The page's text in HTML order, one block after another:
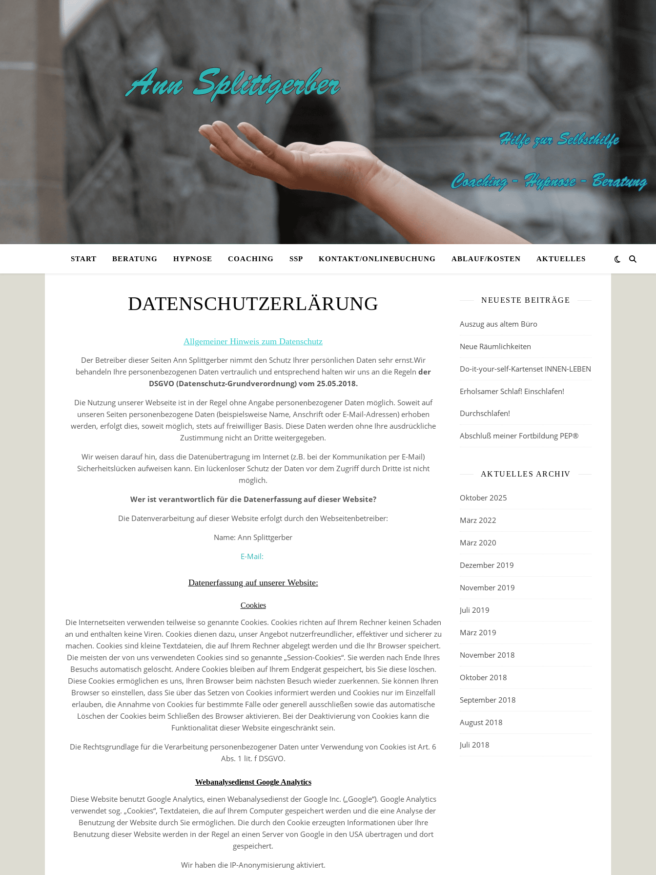
START BERATUNG HYPNOSE COACHING SSP KONTAKT/ONLINEBUCHUNG ABLAUF/KOSTEN AKTUELLES
DATENSCHUTZERLÄRUNG
Allgemeiner Hinweis zum Datenschutz
Der Betreiber dieser Seiten Ann Splittgerber nimmt den Schutz Ihrer persönlichen Daten sehr ernst.Wir
behandeln Ihre personenbezogenen Daten vertraulich und entsprechend halten wir uns an die Regeln der
DSGVO (Datenschutz-Grundverordnung) vom 25.05.2018.
Die Nutzung unserer Webseite ist in der Regel ohne Angabe personenbezogener Daten möglich. Soweit auf
unseren Seiten personenbezogene Daten (beispielsweise Name, Anschrift oder E-Mail-Adressen) erhoben
werden, erfolgt dies, soweit möglich, stets auf freiwilliger Basis. Diese Daten werden ohne Ihre ausdrückliche
Zustimmung nicht an Dritte weitergegeben.
Wir weisen darauf hin, dass die Datenübertragung im Internet (z.B. bei der Kommunikation per E-Mail)
Sicherheitslücken aufweisen kann. Ein lückenloser Schutz der Daten vor dem Zugriff durch Dritte ist nicht
möglich.
Wer ist verantwortlich für die Datenerfassung auf dieser Website?
Die Datenverarbeitung auf dieser Website erfolgt durch den Webseitenbetreiber:
Name: Ann Splittgerber
E-Mail:
Datenerfassung auf unserer Website:
Cookies
Die Internetseiten verwenden teilweise so genannte Cookies. Cookies richten auf Ihrem Rechner keinen Schaden
an und enthalten keine Viren. Cookies dienen dazu, unser Angebot nutzerfreundlicher, effektiver und sicherer zu
machen. Cookies sind kleine Textdateien, die auf Ihrem Rechner abgelegt werden und die Ihr Browser speichert.
Die meisten der von uns verwendeten Cookies sind so genannte „Session-Cookies“. Sie werden nach Ende Ihres
Besuchs automatisch gelöscht. Andere Cookies bleiben auf Ihrem Endgerät gespeichert, bis Sie diese löschen.
Diese Cookies ermöglichen es uns, Ihren Browser beim nächsten Besuch wieder zuerkennen. Sie können Ihren
Browser so einstellen, dass Sie über das Setzen von Cookies informiert werden und Cookies nur im Einzelfall
erlauben, die Annahme von Cookies für bestimmte Fälle oder generell ausschließen sowie das automatische
Löschen der Cookies beim Schließen des Browser aktivieren. Bei der Deaktivierung von Cookies kann die
Funktionalität dieser Website eingeschränkt sein.
Die Rechtsgrundlage für die Verarbeitung personenbezogener Daten unter Verwendung von Cookies ist Art. 6
Abs. 1 lit. f DSGVO.
Webanalysedienst Google Analytics
Diese Website benutzt Google Analytics, einen Webanalysedienst der Google Inc. („Google“). Google Analytics
verwendet sog. „Cookies“, Textdateien, die auf Ihrem Computer gespeichert werden und die eine Analyse der
Benutzung der Website durch Sie ermöglichen. Die durch den Cookie erzeugten Informationen über Ihre
Benutzung dieser Website werden in der Regel an einen Server von Google in den USA übertragen und dort
gespeichert.
Wir haben die IP-Anonymisierung aktiviert.
NEUESTE BEITRÄGE
Auszug aus altem Büro
Neue Räumlichkeiten
Do-it-your-self-Kartenset INNEN-LEBEN
Erholsamer Schlaf! Einschlafen!
Durchschlafen!
Abschluß meiner Fortbildung PEP®
AKTUELLES ARCHIV
Oktober 2025
März 2022
März 2020
Dezember 2019
November 2019
Juli 2019
März 2019
November 2018
Oktober 2018
September 2018
August 2018
Juli 2018